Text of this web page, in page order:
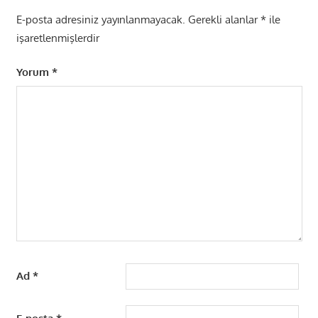
E-posta adresiniz yayınlanmayacak. Gerekli alanlar*ile
işaretlenmişlerdir
Yorum *
Ad *